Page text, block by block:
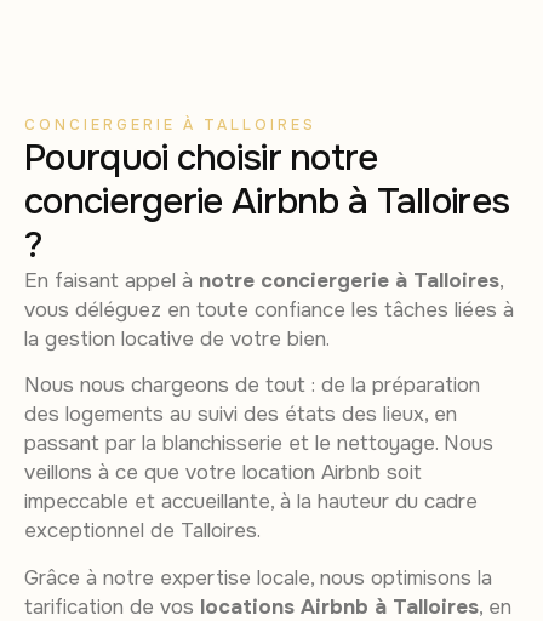
CONCIERGERIE À TALLOIRES
Pourquoi choisir notre
conciergerie Airbnb à Talloires
?
En faisant appel à notre conciergerie à Talloires,
vous déléguez en toute confiance les tâches liées à
la gestion locative de votre bien.
Nous nous chargeons de tout : de la préparation
des logements au suivi des états des lieux, en
passant par la blanchisserie et le nettoyage. Nous
veillons à ce que votre location Airbnb soit
impeccable et accueillante, à la hauteur du cadre
exceptionnel de Talloires.
Grâce à notre expertise locale, nous optimisons la
tarification de vos locations Airbnb à Talloires, en